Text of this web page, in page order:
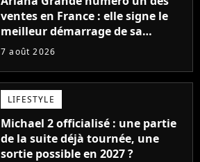
ventes en France : elle signe le
meilleur démarrage de sa
carrière avec son album Petal
7 août 2026
LIFESTYLE
Michael 2 officialisé : une partie
de la suite déjà tournée, une
sortie possible en 2027 ?